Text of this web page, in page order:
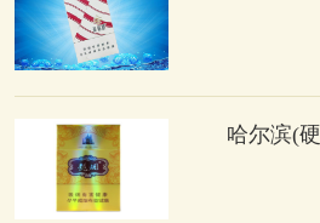
哈尔滨(